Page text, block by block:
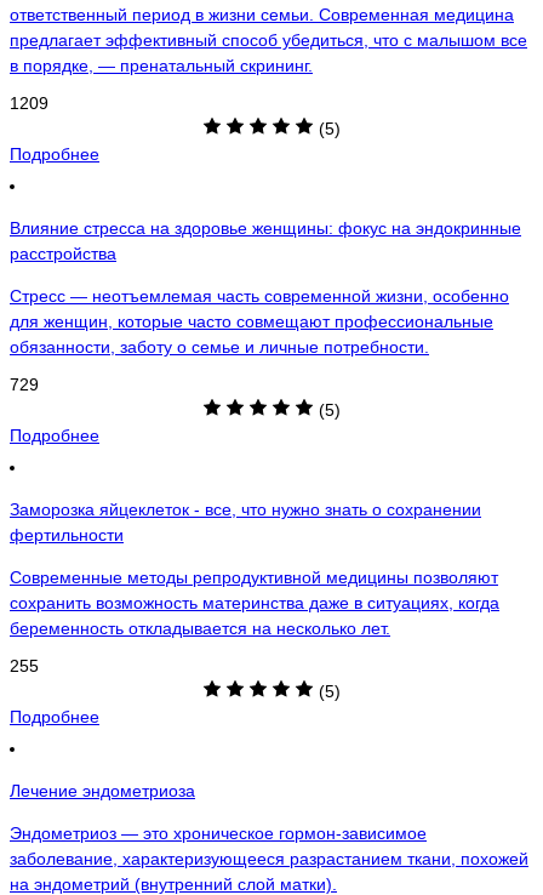
ответственный период в жизни семьи. Современная медицина
предлагает эффективный способ убедиться, что с малышом все
в порядке, — пренатальный скрининг.
1209
(5)
Подробнее
Влияние стресса на здоровье женщины: фокус на эндокринные
расстройства
Стресс — неотъемлемая часть современной жизни, особенно
для женщин, которые часто совмещают профессиональные
обязанности, заботу о семье и личные потребности.
729
(5)
Подробнее
Заморозка яйцеклеток - все, что нужно знать о сохранении
фертильности
Современные методы репродуктивной медицины позволяют
сохранить возможность материнства даже в ситуациях, когда
беременность откладывается на несколько лет.
255
(5)
Подробнее
Лечение эндометриоза
Эндометриоз — это хроническое гормон-зависимое
заболевание, характеризующееся разрастанием ткани, похожей
на эндометрий (внутренний слой матки).